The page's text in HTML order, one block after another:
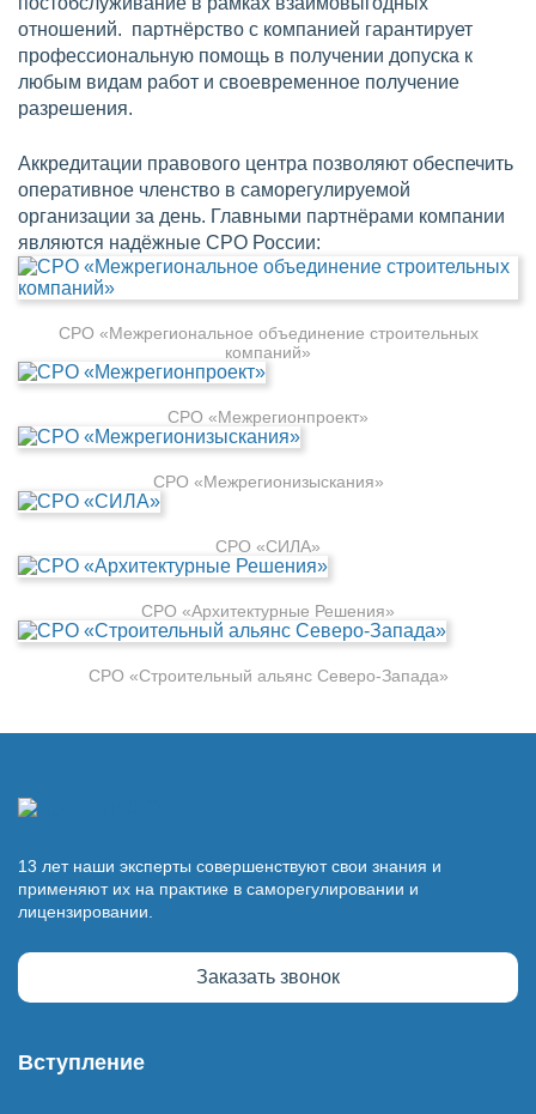
отношений. партнёрство с компанией гарантирует
профессиональную помощь в получении допуска к
любым видам работ и своевременное получение
разрешения.
Аккредитации правового центра позволяют обеспечить
оперативное членство в саморегулируемой
организации за день. Главными партнёрами компании
являются надёжные СРО России:
СРО «Межрегиональное объединение строительных
компаний»
СРО «Межрегионпроект»
СРО «Межрегионизыскания»
СРО «СИЛА»
СРО «Архитектурные Решения»
СРО «Строительный альянс Северо-Запада»
13 лет наши эксперты совершенствуют свои знания и
применяют их на практике в саморегулировании и
лицензировании.
Заказать звонок
Вступление